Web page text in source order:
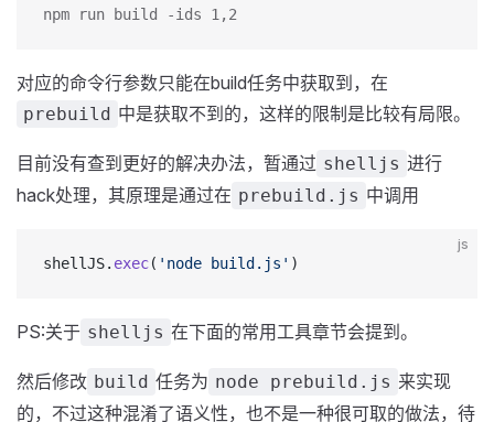
npm run build -ids 1,2
对应的命令行参数只能在build任务中获取到，在
prebuild 中是获取不到的，这样的限制是比较有局限。
目前没有查到更好的解决办法，暂通过 shelljs 进行
hack处理，其原理是通过在 prebuild.js 中调用
js
shellJS. exec( 'node build.js' )
PS:关于 shelljs 在下面的常用工具章节会提到。
然后修改 build 任务为 node prebuild.js 来实现
的，不过这种混淆了语义性，也不是一种很可取的做法，待